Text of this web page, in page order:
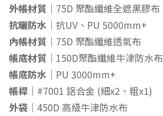
外帳材質｜ 75D 聚酯纖維全遮黑膠布
抗曬防水｜ 抗UV、PU 5000mm+
內帳材質｜ 75D 聚酯纖維透氣布
帳底材質｜ 150D聚酯纖維牛津防水布
帳底防水｜ PU 3000mm+
帳桿｜ #7001 鋁合金 (細x2、粗x1)
外袋｜ 450D 高級牛津防水布